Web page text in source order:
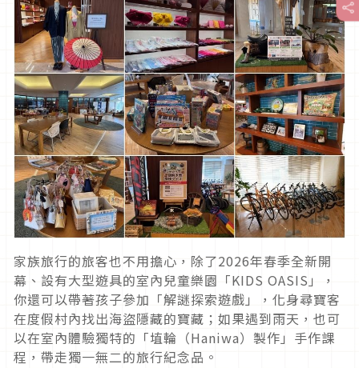
家族旅行的旅客也不用擔心，除了2026年春季全新開
幕、設有大型遊具的室內兒童樂園「KIDS OASIS」，
你還可以帶著孩子參加「解謎探索遊戲」，化身尋寶客
在度假村內找出海盜隱藏的寶藏；如果遇到雨天，也可
以在室內體驗獨特的「埴輪（Haniwa）製作」手作課
程，帶走獨一無二的旅行紀念品。